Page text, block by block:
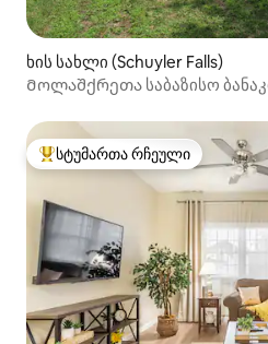
ხის სახლი (Schuyler Falls)
Მოლაშქრეთა საბაზისო
სტუმართა რჩეული მოწინავე
სტუმართა რჩეული